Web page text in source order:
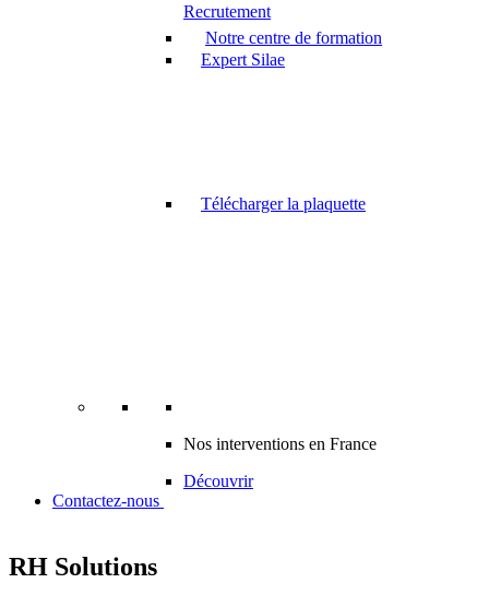
Recrutement
Notre centre de formation
Expert Silae
Télécharger la plaquette
Nos interventions en France
Découvrir
Contactez-nous
RH Solutions